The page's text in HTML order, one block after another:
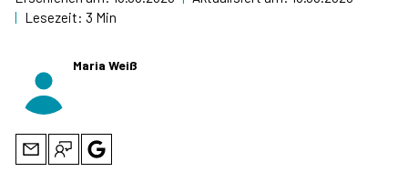
| Lesezeit: 3 Min
Maria Weiß